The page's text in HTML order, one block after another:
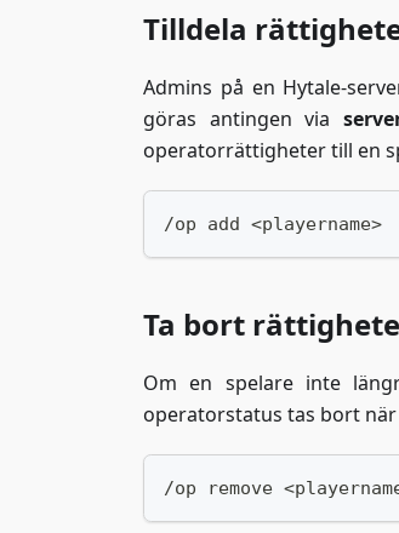
Tilldela
Admins på en Hytale-
göras antingen via
operatorrättigheter till en
/op add <playername>
Ta bort
Om en spelare inte
operatorstatus tas bort när
/op remove